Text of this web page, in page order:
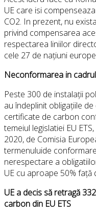
UE care isi
CO2. In prezent, nu
privind compensarea
respectarea liniilor
cele 27 de națiuni
Neconformarea in
Peste 300 de instalații
au îndeplinit obligațiile
certificate de carbon
temeiul legislatiei EU
2020, de Comisia
termenuluide
nerespectare a
UE cu aproape 50% față
UE a decis să retragă
carbon din EU ETS